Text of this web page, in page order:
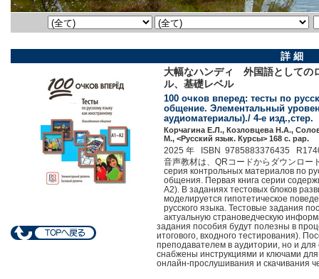
詳 細
大幅なハンディ 外国語として
ル、基礎レベル
100 очков вперед: тесты по
общение. Элементальный
аудиоматериалы)./ 4-е изд.,стер.
Корчагина Е.Л., Козловцева Н.А.,
М., <Русский язык. Курсы> 168 c. pap.
2025 年 ISBN 9785883376435
音声教材は、QRコードからダウンロ
серия контрольных материалов по
общения. Первая книга серии
А2). В заданиях тестовых блоков
моделируется гипотетическое
русского языка. Тестовые задания
актуальную страноведческую
задания пособия будут полезны в
итогового, входного тестирования).
преподавателем в аудитории, но и
снабжены инструкциями и ключами
онлайн-прослушивания и скачивания